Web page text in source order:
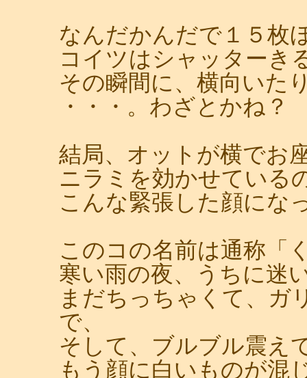
なんだかんだで１５枚
コイツはシャッターき
その瞬間に、横向いた
・・・。わざとかね？
結局、オットが横でお
ニラミを効かせている
こんな緊張した顔にな
このコの名前は通称「
寒い雨の夜、うちに迷
まだちっちゃくて、ガ
で、
そして、ブルブル震え
もう顔に白いものが混